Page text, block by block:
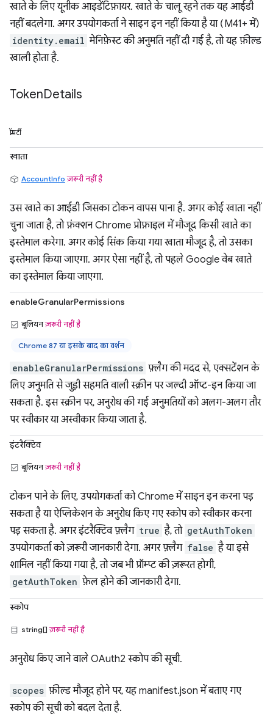
खाते के लिए यूनीक आइडेंटिफ़ायर. खाते के चालू रहने तक यह आईडी
नहीं बदलेगा. अगर उपयोगकर्ता ने साइन इन नहीं किया है या (M41+ में)
identity.email मेनिफ़ेस्ट की अनुमति नहीं दी गई है, तो यह फ़ील्ड
खाली होता है.
TokenDetails
प्रॉपर्टी
खाता
AccountInfo ज़रूरी नहीं है
उस खाते का आईडी जिसका टोकन वापस पाना है. अगर कोई खाता नहीं
चुना जाता है, तो फ़ंक्शन Chrome प्रोफ़ाइल में मौजूद किसी खाते का
इस्तेमाल करेगा. अगर कोई सिंक किया गया खाता मौजूद है, तो उसका
इस्तेमाल किया जाएगा. अगर ऐसा नहीं है, तो पहले Google वेब खाते
का इस्तेमाल किया जाएगा.
enableGranularPermissions
बूलियनज़रूरी नहीं है
Chrome 87 या इसके बाद का वर्शन
enableGranularPermissions फ़्लैग की मदद से, एक्सटेंशन के
लिए अनुमति से जुड़ी सहमति वाली स्क्रीन पर जल्दी ऑप्ट-इन किया जा
सकता है. इस स्क्रीन पर, अनुरोध की गई अनुमतियों को अलग-अलग तौर
पर स्वीकार या अस्वीकार किया जाता है.
इंटरैक्टिव
बूलियनज़रूरी नहीं है
टोकन पाने के लिए, उपयोगकर्ता को Chrome में साइन इन करना पड़
सकता है या ऐप्लिकेशन के अनुरोध किए गए स्कोप को स्वीकार करना
पड़ सकता है. अगर इंटरैक्टिव फ़्लैग true है, तो getAuthToken
उपयोगकर्ता को ज़रूरी जानकारी देगा. अगर फ़्लैग false है या इसे
शामिल नहीं किया गया है, तो जब भी प्रॉम्प्ट की ज़रूरत होगी,
getAuthToken फ़ेल होने की जानकारी देगा.
स्कोप
string[]ज़रूरी नहीं है
अनुरोध किए जाने वाले OAuth2 स्कोप की सूची.
scopes फ़ील्ड मौजूद होने पर, यह manifest.json में बताए गए
स्कोप की सूची को बदल देता है.